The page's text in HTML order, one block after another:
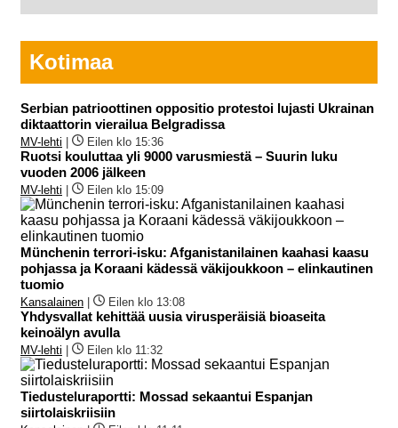
Kotimaa
Serbian patrioottinen oppositio protestoi lujasti Ukrainan
diktaattorin vierailua Belgradissa
MV-lehti Eilen klo 15:36
Ruotsi kouluttaa yli 9000 varusmiestä – Suurin luku
vuoden 2006 jälkeen
MV-lehti Eilen klo 15:09
Münchenin terrori-isku: Afganistanilainen kaahasi kaasu
pohjassa ja Koraani kädessä väkijoukkoon – elinkautinen
tuomio
Kansalainen Eilen klo 13:08
Yhdysvallat kehittää uusia virusperäisiä bioaseita
keinoälyn avulla
MV-lehti Eilen klo 11:32
Tiedusteluraportti: Mossad sekaantui Espanjan
siirtolaiskriisiin